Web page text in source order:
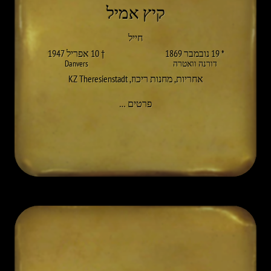
קיץ אמיל
חייל
* 19 נובמבר 1869
דורנה וואטרה
† 10 אפריל 1947
Danvers
אחריות,מחנות ריכוז,
KZ Theresienstadt
פרטים …